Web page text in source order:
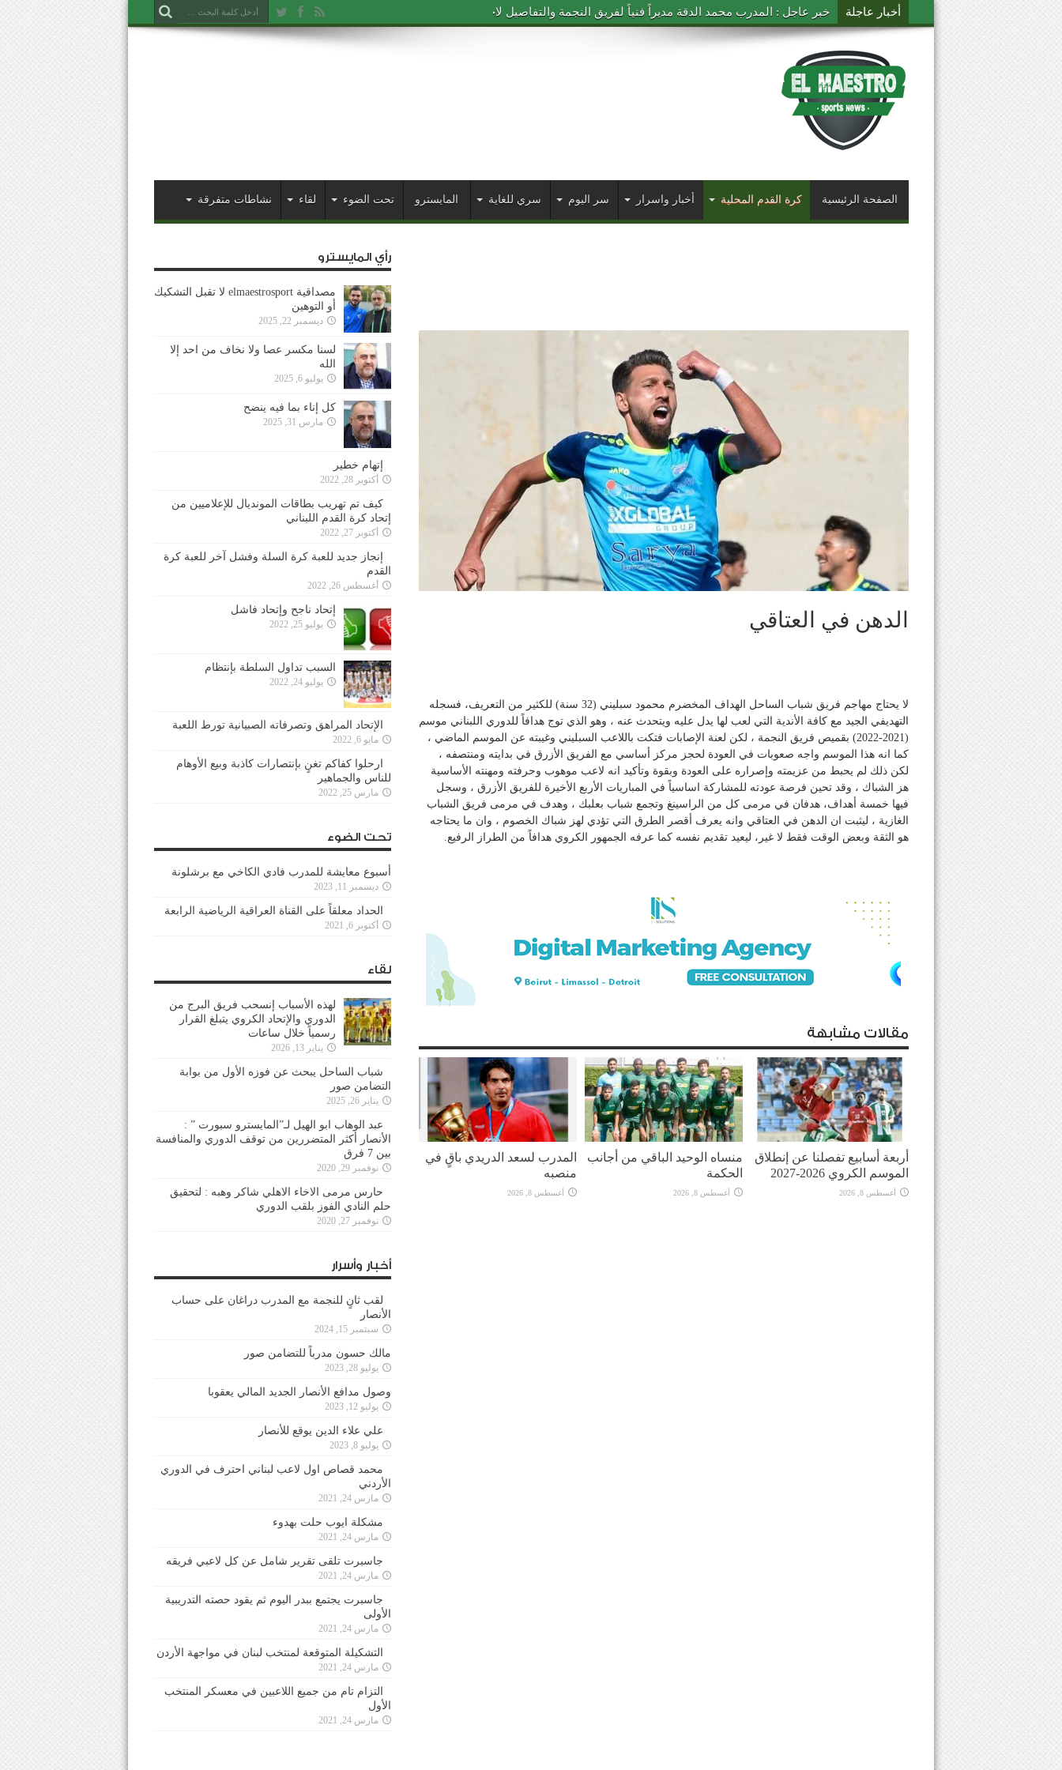
أخبار عاجلة خبر عاجل : المدرب محمد الدقة مديراً فنياً لفريق النجمة والتفاصيل لاحقاً
الصفحة الرئيسية كرة القدم المحلية أخبار واسرار سر اليوم سري للغاية المايسترو تحت الضوء لقاء نشاطات متفرقة
الدهن في العتاقي
لا يحتاج مهاجم فريق شباب الساحل الهداف المخضرم محمود سبليني (32 سنة) للكثير من التعريف، فسجله
التهديفي الجيد مع كافة الأندية التي لعب لها يدل عليه ويتحدث عنه ، وهو الذي توج هدافاً للدوري اللبناني موسم
(2021-2022) بقميص فريق النجمة ، لكن لعنة الإصابات فتكت باللاعب السبليني وغيبته عن الموسم الماضي ،
كما انه هذا الموسم واجه صعوبات في العودة لحجز مركز أساسي مع الفريق الأزرق في بدايته ومنتصفه ،
لكن ذلك لم يحبط من عزيمته وإصراره على العودة وبقوة وتأكيد انه لاعب موهوب وحرفته ومهنته الأساسية
هز الشباك ، وقد تحين فرصة عودته للمشاركة اساسياً في المباريات الأربع الأخيرة للفريق الأزرق ، وسجل
فيها خمسة أهداف، هدفان في مرمى كل من الراسينغ وتجمع شباب بعلبك ، وهدف في مرمى فريق الشباب
الغازية ، ليثبت ان الدهن في العتاقي وانه يعرف أقصر الطرق التي تؤدي لهز شباك الخصوم ، وان ما يحتاجه
هو الثقة وبعض الوقت فقط لا غير، ليعيد تقديم نفسه كما عرفه الجمهور الكروي هدافاً من الطراز الرفيع.
مقالات مشابهة
أربعة أسابيع تفصلنا عن إنطلاق
الموسم الكروي 2026-2027
أغسطس 8, 2026
منساه الوحيد الباقي من أجانب
الحكمة
أغسطس 8, 2026
المدرب لسعد الدريدي باقٍ في
منصبه
أغسطس 8, 2026
رأي المايسترو
مصداقية elmaestrosport لا تقبل التشكيك
أو التوهين
ديسمبر 22, 2025
لسنا مكسر عصا ولا نخاف من احد إلا
الله
يوليو 6, 2025
كل إناء بما فيه ينضح
مارس 31, 2025
إتهام خطير
أكتوبر 28, 2022
كيف تم تهريب بطاقات المونديال للإعلاميين من
إتحاد كرة القدم اللبناني
أكتوبر 27, 2022
إنجاز جديد للعبة كرة السلة وفشل آخر للعبة كرة
القدم
أغسطس 26, 2022
إتحاد ناجح وإتحاد فاشل
يوليو 25, 2022
السبب تداول السلطة بإنتظام
يوليو 24, 2022
الإتحاد المراهق وتصرفاته الصبيانية تورط اللعبة
مايو 6, 2022
ارحلوا كفاكم تغنٍ بإنتصارات كاذبة وبيع الأوهام
للناس والجماهير
مارس 25, 2022
تحت الضوء
أسبوع معايشة للمدرب فادي الكاخي مع برشلونة
ديسمبر 11, 2023
الحداد معلقاً على القناة العراقية الرياضية الرابعة
أكتوبر 6, 2021
لقاء
لهذه الأسباب إنسحب فريق البرج من
الدوري والإتحاد الكروي يتبلغ القرار
رسمياً خلال ساعات
يناير 13, 2026
شباب الساحل يبحث عن فوزه الأول من بوابة
التضامن صور
يناير 26, 2025
عبد الوهاب ابو الهيل لـ”المايسترو سبورت ” :
الأنصار أكثر المتضررين من توقف الدوري والمنافسة
بين 7 فرق
نوفمبر 29, 2020
حارس مرمى الاخاء الاهلي شاكر وهبه : لتحقيق
حلم النادي الفوز بلقب الدوري
نوفمبر 27, 2020
أخبار وأسرار
لقب ثانٍ للنجمة مع المدرب دراغان على حساب
الأنصار
سبتمبر 15, 2024
مالك حسون مدرباً للتضامن صور
يوليو 28, 2023
وصول مدافع الأنصار الجديد المالي يعقوبا
يوليو 12, 2023
علي علاء الدين يوقع للأنصار
يوليو 8, 2023
محمد قصاص اول لاعب لبناني احترف في الدوري
الأردني
مارس 24, 2021
مشكلة ايوب حلت بهدوء
مارس 24, 2021
جاسبرت تلقى تقرير شامل عن كل لاعبي فريقه
مارس 24, 2021
جاسبرت يجتمع ببدر اليوم ثم يقود حصته التدريبية
الأولى
مارس 24, 2021
التشكيلة المتوقعة لمنتخب لبنان في مواجهة الأردن
مارس 24, 2021
التزام تام من جميع اللاعبين في معسكر المنتخب
الأول
مارس 24, 2021